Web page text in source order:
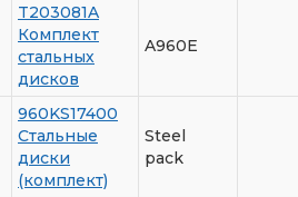
T203081A
Комплект
стальных
дисков
A960E
960KS17400
Стальные
диски
(комплект)
Steel
pack